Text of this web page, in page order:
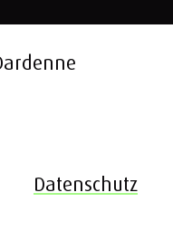
Datenschutz